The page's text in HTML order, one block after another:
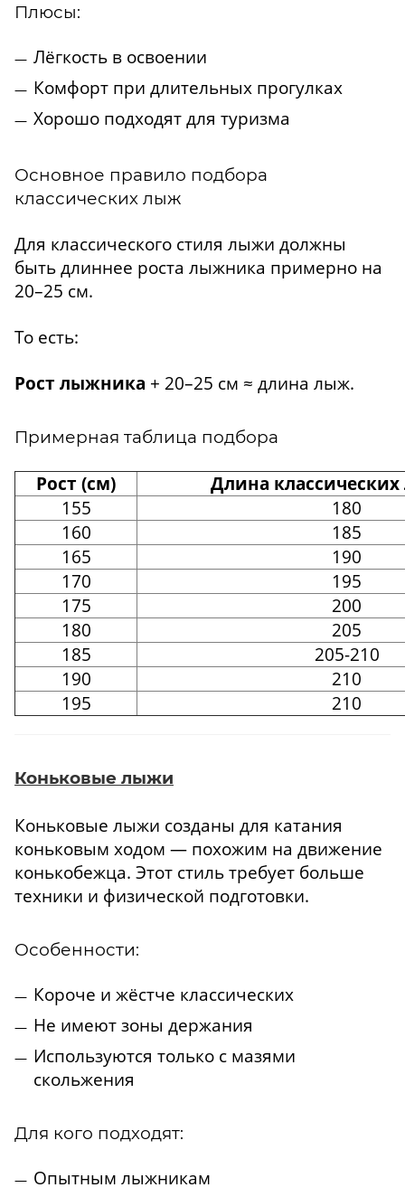
Плюсы:
Лёгкость в освоении
Комфорт при длительных прогулках
Хорошо подходят для туризма
Основное правило подбора
классических лыж
Для классического стиля лыжи должны
быть длиннее роста лыжника примерно на
20–25 см.
То есть:
Рост лыжника + 20–25 см ≈ длина лыж.
Примерная таблица подбора
Рост (см)
Длина
155
180
160
185
165
190
170
195
175
200
180
205
185
205-210
190
210
195
210
Коньковые лыжи
Коньковые лыжи созданы для катания
коньковым ходом — похожим на движение
конькобежца. Этот стиль требует больше
техники и физической подготовки.
Особенности:
Короче и жёстче классических
Не имеют зоны держания
Используются только с мазями
скольжения
Для кого подходят:
Опытным лыжникам